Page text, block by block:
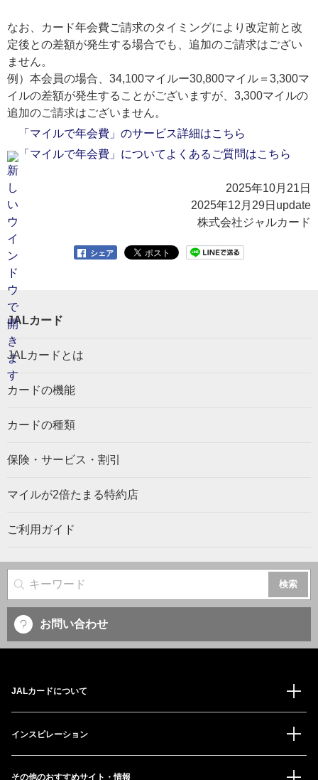
なお、カード年会費ご請求のタイミングにより改定前と改
定後との差額が発生する場合でも、追加のご請求はござい
ません。
例）本会員の場合、34,100マイルー30,800マイル＝3,300マ
イルの差額が発生することがございますが、3,300マイルの
追加のご請求はございません。
「マイルで年会費」のサービス詳細はこちら
「マイルで年会費」についてよくあるご質問はこちら
2025年10月21日
2025年12月29日update
株式会社ジャルカード
シェア
JALカード
JALカードとは
カードの機能
カードの種類
保険・サービス・割引
マイルが2倍たまる特約店
ご利用ガイド
サイト内検索
お問い合わせ
JALカードについて
インスピレーション
その他のおすすめサイト・情報